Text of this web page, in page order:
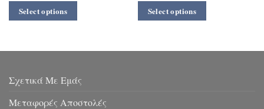
Select options Select options
Σχετικά Με Εμάς
Μεταφορές Αποστολές